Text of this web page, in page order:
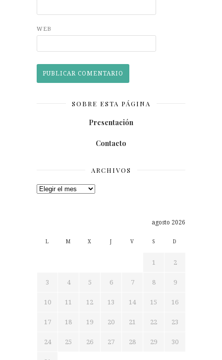
WEB
SOBRE ESTA PÁGINA
Presentación
Contacto
ARCHIVOS
Archivos
agosto 2026
L M X J V S D
1 2
3 4 5 6 7 8 9
10 11 12 13 14 15 16
17 18 19 20 21 22 23
24 25 26 27 28 29 30